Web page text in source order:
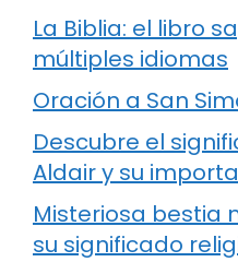
La Biblia: el libro
múltiples idiomas
Oración a San
Descubre el
Aldair y su
Misteriosa bestia
su significado